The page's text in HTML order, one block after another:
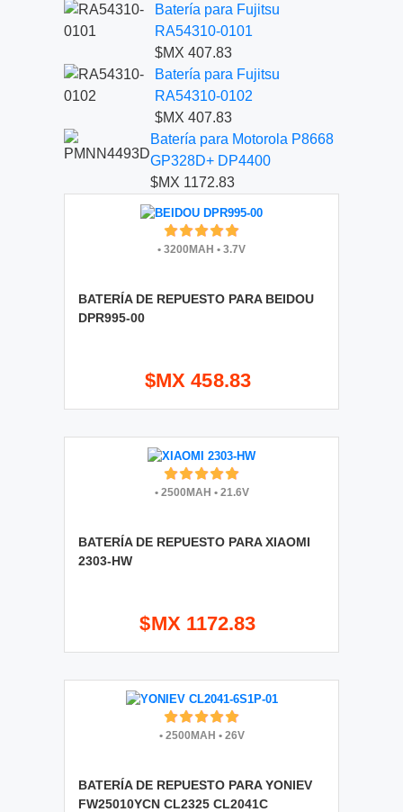
Batería para Fujitsu
RA54310-0101
$MX 407.83
Batería para Fujitsu
RA54310-0102
$MX 407.83
Batería para Motorola P8668
GP328D+ DP4400
$MX 1172.83
• 3200MAH • 3.7V
BATERÍA DE REPUESTO PARA BEIDOU
DPR995-00
$MX 458.83
•2500MAH •21.6V
BATERÍA DE REPUESTO PARA XIAOMI
2303-HW
$MX 1172.83
•2500MAH •26V
BATERÍA DE REPUESTO PARA YONIEV
FW25010YCN CL2325 CL2041C